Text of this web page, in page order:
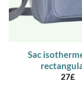
Sac
27£